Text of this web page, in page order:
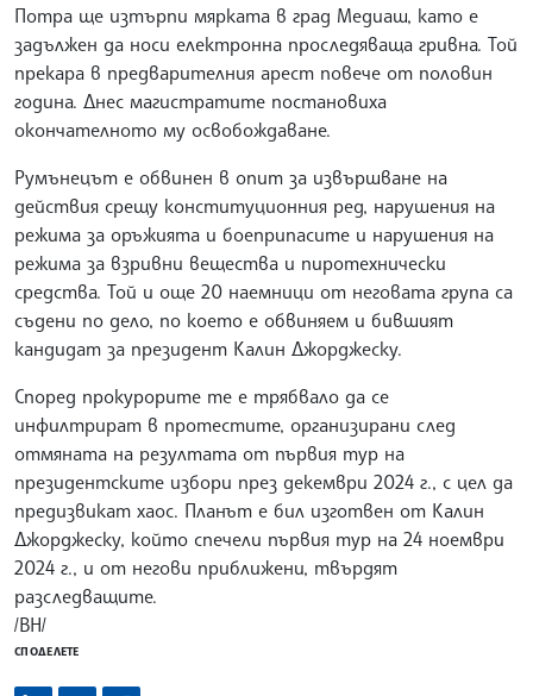
Потра ще изтърпи мярката в град Медиаш, като е
задължен да носи електронна проследяваща гривна. Той
прекара в предварителния арест повече от половин
година. Днес магистратите постановиха
окончателното му освобождаване.
Румънецът е обвинен в опит за извършване на
действия срещу конституционния ред, нарушения на
режима за оръжията и боеприпасите и нарушения на
режима за взривни вещества и пиротехнически
средства. Той и още 20 наемници от неговата група са
съдени по дело, по което е обвиняем и бившият
кандидат за президент Калин Джорджеску.
Според прокурорите те е трябвало да се
инфилтрират в протестите, организирани след
отмяната на резултата от първия тур на
президентските избори през декември 2024 г., с цел да
предизвикат хаос. Планът е бил изготвен от Калин
Джорджеску, който спечели първия тур на 24 ноември
2024 г., и от негови приближени, твърдят
разследващите.
/ВН/
СПОДЕЛЕТЕ